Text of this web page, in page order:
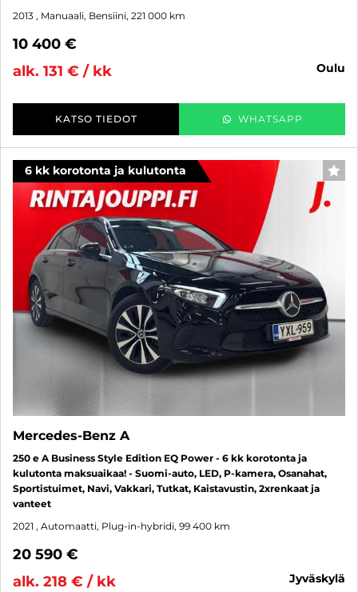
2013 , Manuaali, Bensiini, 221 000 km
10 400 €
alk. 131 € / kk
oulu
KATSO TIEDOT WHATSAPP
6 kk korotonta ja kulutonta
Mercedes-Benz A
250 e A Business Style Edition EQ Power - 6 kk korotonta ja
kulutonta maksuaikaa! - Suomi-auto, LED, P-kamera, Osanahat,
Sportistuimet, Navi, Vakkari, Tutkat, Kaistavustin, 2xrenkaat ja
vanteet
2021 , Automaatti, Plug-in-hybridi, 99 400 km
20 590 €
alk. 218 € / kk
jyväskylä